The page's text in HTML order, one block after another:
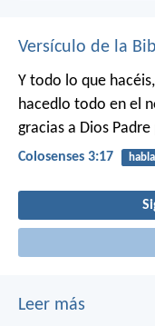
Versículo de la
Y todo lo que
hacedlo todo en el
gracias a Dios
Colosenses 3:17
Leer más